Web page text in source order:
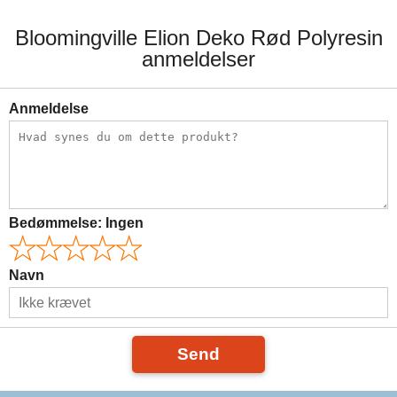
Bloomingville Elion Deko Rød Polyresin
anmeldelser
Anmeldelse
Bedømmelse: Ingen
Navn
Send